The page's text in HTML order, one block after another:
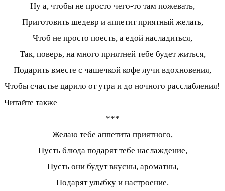
Ну а, чтобы не просто чего-то там пожевать,
Приготовить шедевр и аппетит приятный желать,
Чтоб не просто поесть, а едой насладиться,
Так, поверь, на много приятней тебе будет житься,
Подарить вместе с чашечкой кофе лучи вдохновения,
Чтобы счастье царило от утра и до ночного расслабления!
Читайте также
***
Желаю тебе аппетита приятного,
Пусть блюда подарят тебе наслаждение,
Пусть они будут вкусны, ароматны,
Подарят улыбку и настроение.